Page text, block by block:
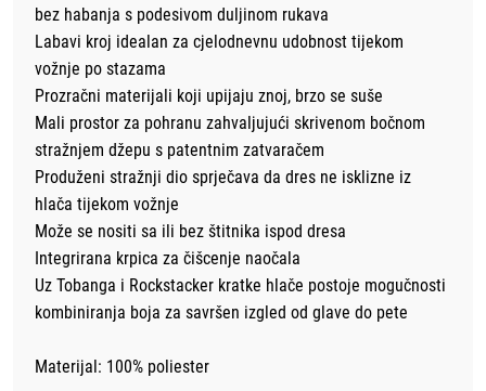
bez habanja s podesivom duljinom rukava
Labavi kroj idealan za cjelodnevnu udobnost tijekom
vožnje po stazama
Prozračni materijali koji upijaju znoj, brzo se suše
Mali prostor za pohranu zahvaljujući skrivenom bočnom
stražnjem džepu s patentnim zatvaračem
Produženi stražnji dio sprječava da dres ne isklizne iz
hlača tijekom vožnje
Može se nositi sa ili bez štitnika ispod dresa
Integrirana krpica za čišcenje naočala
Uz Tobanga i Rockstacker kratke hlače postoje mogučnosti
kombiniranja boja za savršen izgled od glave do pete
Materijal: 100% poliester